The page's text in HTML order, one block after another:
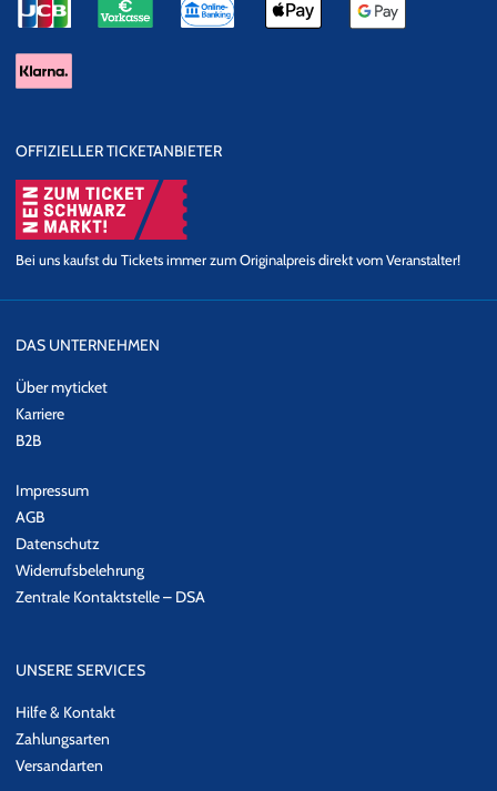
OFFIZIELLER TICKETANBIETER
Bei uns kaufst du Tickets immer zum Originalpreis direkt vom Veranstalter!
DAS UNTERNEHMEN
Über myticket
Karriere
B2B
Impressum
AGB
Datenschutz
Widerrufsbelehrung
Zentrale Kontaktstelle – DSA
UNSERE SERVICES
Hilfe & Kontakt
Zahlungsarten
Versandarten